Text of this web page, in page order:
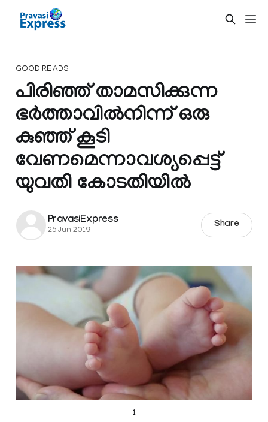
GOOD READS
പിരിഞ്ഞ് താമസിക്കുന്ന
ഭര്‍ത്താവില്‍നിന്ന് ഒരു
കുഞ്ഞ് കൂടി
വേണമെന്നാവശ്യപ്പെട്ട്
യുവതി കോടതിയില്‍
PravasiExpress
25 Jun 2019
Share
1